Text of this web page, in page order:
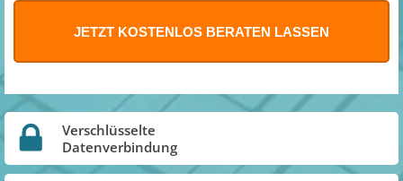
Verschlüsselte
Datenverbindung